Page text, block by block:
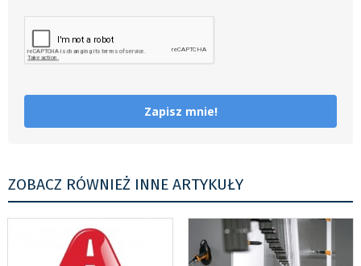
Zapisz mnie!
ZOBACZ RÓWNIEŻ INNE ARTYKUŁY